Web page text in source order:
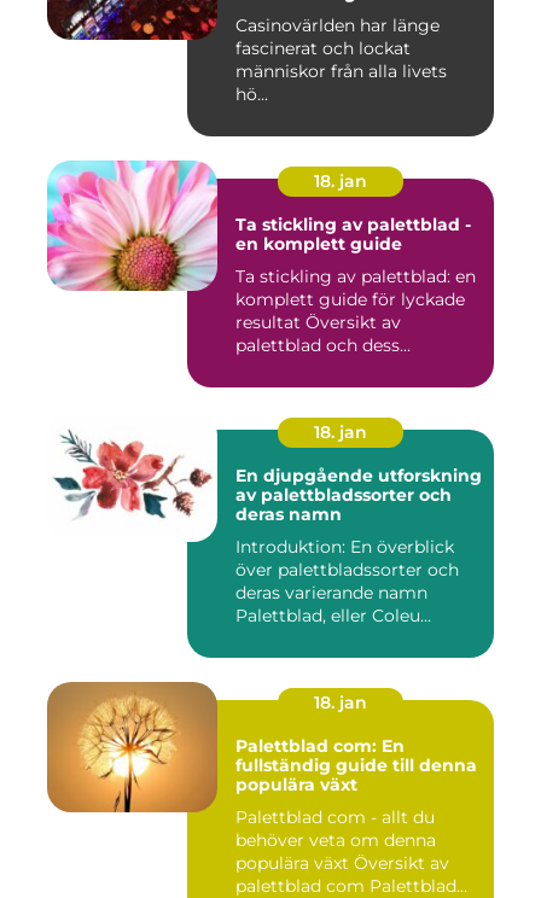
Casinovärlden har länge
fascinerat och lockat
människor från alla livets
hö...
18. jan
Ta stickling av palettblad -
en komplett guide
Ta stickling av palettblad: en
komplett guide för lyckade
resultat Översikt av
palettblad och dess...
18. jan
En djupgående utforskning
av palettbladssorter och
deras namn
Introduktion: En överblick
över palettbladssorter och
deras varierande namn
Palettblad, eller Coleu...
18. jan
Palettblad com: En
fullständig guide till denna
populära växt
Palettblad com - allt du
behöver veta om denna
populära växt Översikt av
palettblad com Palettblad...